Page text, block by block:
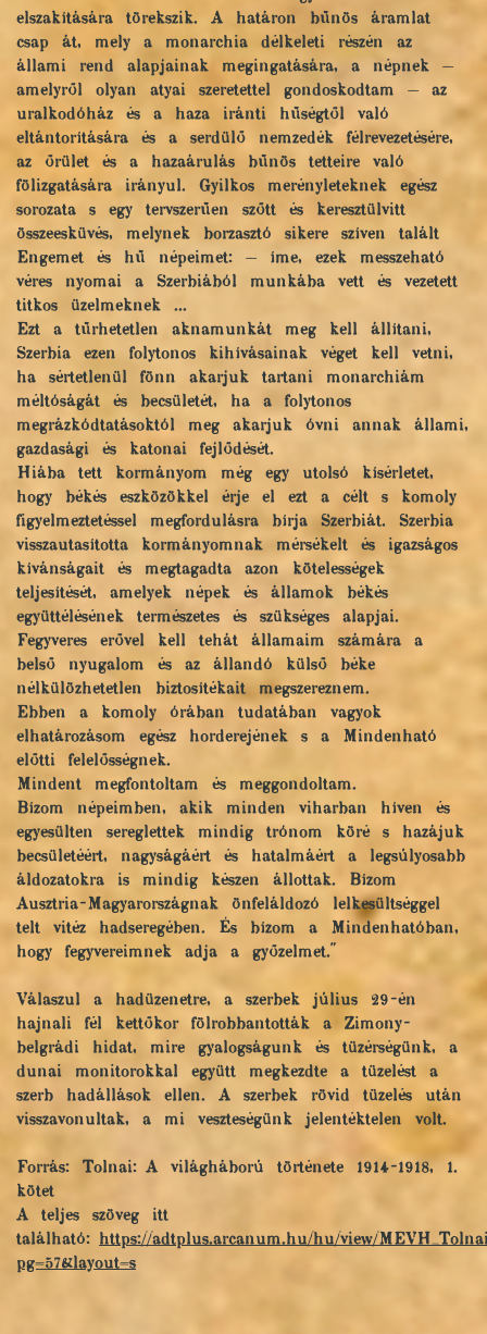
elszakítására törekszik. A határon bűnös áramlat
csap át, mely a monarchia délkeleti részén az
állami rend alapjainak megingatására, a népnek —
amelyről olyan atyai szeretettel gondoskodtam — az
uralkodóház és a haza iránti hűségtől való
eltántorítására és a serdülő nemzedék félrevezetésére,
az őrület és a hazaárulás bűnös tetteire való
fölizgatására irányul. Gyilkos merényleteknek egész
sorozata s egy tervszerűen szőtt és keresztülvitt
összeesküvés, melynek borzasztó sikere szíven talált
Engemet és hű népeimet: — íme, ezek messzeható
véres nyomai a Szerbiából munkába vett és vezetett
titkos üzelmeknek ...
Ezt a tűrhetetlen aknamunkát meg kell állítani,
Szerbia ezen folytonos kihívásainak véget kell vetni,
ha sértetlenül fönn akarjuk tartani monarchiám
méltóságát és becsületét, ha a folytonos
megrázkódtatásoktól meg akarjuk óvni annak állami,
gazdasági és katonai fejlődését.
Hiába tett kormányom még egy utolsó kísérletet,
hogy békés eszközökkel érje el ezt a célt s komoly
figyelmeztetéssel megfordulásra bírja Szerbiát. Szerbia
visszautasította kormányomnak mérsékelt és igazságos
kívánságait és megtagadta azon kötelességek
teljesítését, amelyek népek és államok békés
együttélésének természetes és szükséges alapjai.
Fegyveres erővel kell tehát államaim számára a
belső nyugalom és az állandó külső béke
nélkülözhetetlen biztosítékait megszereznem.
Ebben a komoly órában tudatában vagyok
elhatározásom egész horderejének s a Mindenható
előtti felelősségnek.
Mindent megfontoltam és meggondoltam.
Bízom népeimben, akik minden viharban híven és
egyesülten sereglettek mindig trónom köré s hazájuk
becsületéért, nagyságáért és hatalmáért a legsúlyosabb
áldozatokra is mindig készen állottak. Bízom
Ausztria-Magyarországnak önfeláldozó lelkesültséggel
telt vitéz hadseregében. És bízom a Mindenhatóban,
hogy fegyvereimnek adja a győzelmet."
Válaszul a hadüzenetre, a szerbek július 29-én
hajnali fél kettőkor fölrobbantották a Zimony-
belgrádi hidat, mire gyalogságunk és tüzérségünk, a
dunai monitorokkal együtt megkezdte a tüzelést a
szerb hadállások ellen. A szerbek rövid tüzelés után
visszavonultak, a mi veszteségünk jelentéktelen volt.
Forrás: Tolnai: A világháború története 1914-1918, 1.
kötet
A teljes szöveg itt
található: https://adtplus.arcanum.hu/hu/view/
pg=57&layout=s